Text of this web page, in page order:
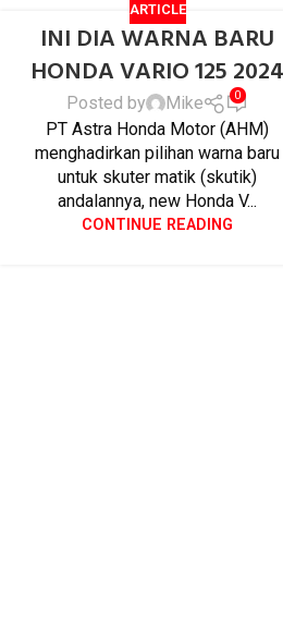
ARTICLE
INI DIA WARNA BARU
HONDA VARIO 125 2024
Posted by Mike 0
PT Astra Honda Motor (AHM)
menghadirkan pilihan warna baru
untuk skuter matik (skutik)
andalannya, new Honda V...
CONTINUE READING